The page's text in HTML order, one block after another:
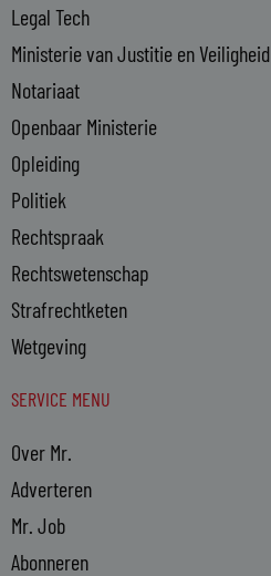
Legal Tech
Ministerie van Justitie en Veiligheid
Notariaat
Openbaar Ministerie
Opleiding
Politiek
Rechtspraak
Rechtswetenschap
Strafrechtketen
Wetgeving
SERVICE MENU
Over Mr.
Adverteren
Mr. Job
Abonneren